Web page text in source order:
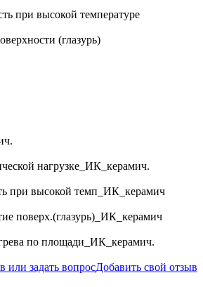
при высокой температуре
(глазурь)
нагрузке_ИК_керамич.
при высокой темп_ИК_керамич
поверх.(глазурь)_ИК_керамич
по площади_ИК_керамич.
или задать вопросДобавить свой отзыв